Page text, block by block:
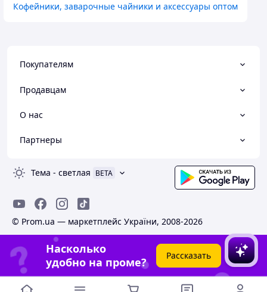
Кофейники, заварочные чайники и аксессуары оптом
Покупателям
Продавцам
О нас
Партнеры
Тема - светлая BETA
© Prom.ua — маркетплейс України, 2008-2026
Насколько
удобно на проме?
Рассказать